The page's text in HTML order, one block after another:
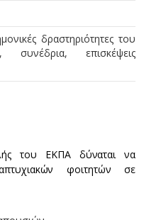
δραστηριότητες του
συνέδρια, επισκέψεις
του ΕΚΠΑ δύναται να
φοιτητών σε